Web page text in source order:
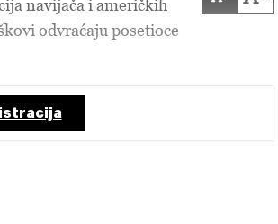
navijača i američkih
odvraćaju posetioce